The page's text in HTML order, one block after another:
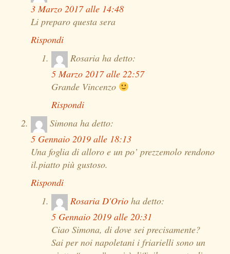
3 Marzo 2017 alle 14:48
Li preparo questa sera
Rispondi
Rosaria ha detto:
5 Marzo 2017 alle 22:57
Grande Vincenzo
Rispondi
Simona ha detto:
5 Gennaio 2019 alle 18:13
Una foglia di alloro e un po’ prezzemolo rendono
il.piatto più gustoso.
Rispondi
Rosaria D'Orio ha detto:
5 Gennaio 2019 alle 20:31
Ciao Simona, di dove sei precisamente?
Sai per noi napoletani i friarielli sono un